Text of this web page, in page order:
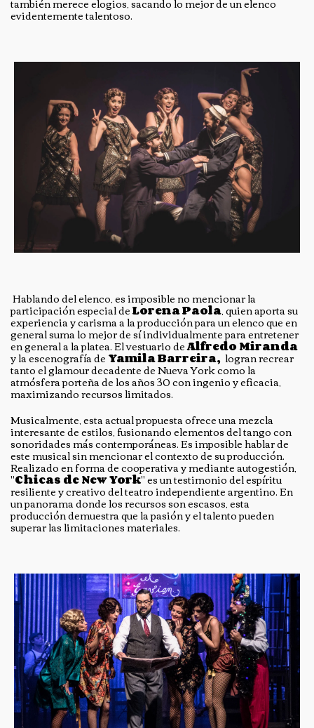
evidentemente talentoso.
Hablando del elenco, es imposible no mencionar la
participación especial deLorena Paola, quien aporta su
experiencia y carisma a la producción para un elenco que en
general suma lo mejor de sí individualmente para entretener
en general a la platea. El vestuario deAlfredo Miranda
y la escenografía deYamila Barreira, logran recrear
tanto el glamour decadente de Nueva York como la
atmósfera porteña de los años 30 con ingenio y eficacia,
maximizando recursos limitados.
Musicalmente, esta actual propuesta ofrece una mezcla
interesante de estilos, fusionando elementos del tango con
sonoridades más contemporáneas. Es imposible hablar de
este musical sin mencionar el contexto de su producción.
Realizado en forma de cooperativa y mediante autogestión,
"Chicas de New York" es un testimonio del espíritu
resiliente y creativo del teatro independiente argentino. En
un panorama donde los recursos son escasos, esta
producción demuestra que la pasión y el talento pueden
superar las limitaciones materiales.